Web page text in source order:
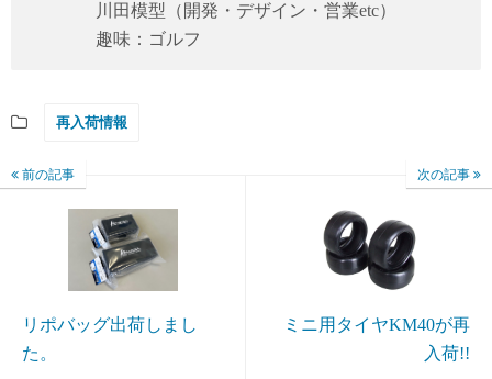
川田模型（開発・デザイン・営業etc）
趣味：ゴルフ
再入荷情報
前の記事
リポバッグ出荷しまし
た。
次の記事
ミニ用タイヤKM40が再
入荷!!